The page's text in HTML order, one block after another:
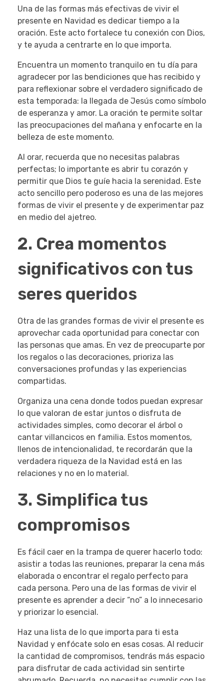
Una de las formas más efectivas de vivir el
presente en Navidad es dedicar tiempo a la
oración. Este acto fortalece tu conexión con Dios,
y te ayuda a centrarte en lo que importa.
Encuentra un momento tranquilo en tu día para
agradecer por las bendiciones que has recibido y
para reflexionar sobre el verdadero significado de
esta temporada: la llegada de Jesús como símbolo
de esperanza y amor. La oración te permite soltar
las preocupaciones del mañana y enfocarte en la
belleza de este momento.
Al orar, recuerda que no necesitas palabras
perfectas; lo importante es abrir tu corazón y
permitir que Dios te guíe hacia la serenidad. Este
acto sencillo pero poderoso es una de las mejores
formas de vivir el presente y de experimentar paz
en medio del ajetreo.
2. Crea momentos
significativos con tus
seres queridos
Otra de las grandes formas de vivir el presente es
aprovechar cada oportunidad para conectar con
las personas que amas. En vez de preocuparte por
los regalos o las decoraciones, prioriza las
conversaciones profundas y las experiencias
compartidas.
Organiza una cena donde todos puedan expresar
lo que valoran de estar juntos o disfruta de
actividades simples, como decorar el árbol o
cantar villancicos en familia. Estos momentos,
llenos de intencionalidad, te recordarán que la
verdadera riqueza de la Navidad está en las
relaciones y no en lo material.
3. Simplifica tus
compromisos
Es fácil caer en la trampa de querer hacerlo todo:
asistir a todas las reuniones, preparar la cena más
elaborada o encontrar el regalo perfecto para
cada persona. Pero una de las formas de vivir el
presente es aprender a decir “no” a lo innecesario
y priorizar lo esencial.
Haz una lista de lo que importa para ti esta
Navidad y enfócate solo en esas cosas. Al reducir
la cantidad de compromisos, tendrás más espacio
para disfrutar de cada actividad sin sentirte